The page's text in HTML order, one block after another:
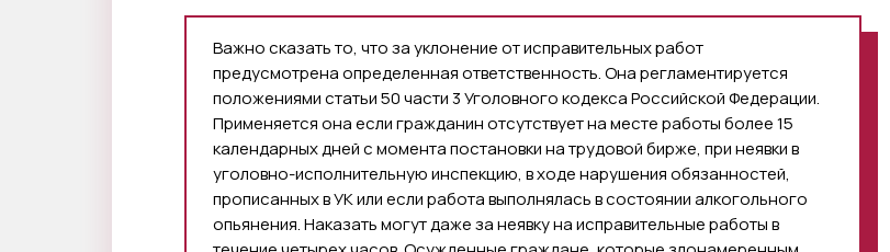
Важно сказать то, что за уклонение от исправительных работ
предусмотрена определенная ответственность. Она регламентируется
положениями статьи 50 части 3 Уголовного кодекса Российской Федерации.
Применяется она если гражданин отсутствует на месте работы более 15
календарных дней с момента постановки на трудовой бирже, при неявки в
уголовно-исполнительную инспекцию, в ходе нарушения обязанностей,
прописанных в УК или если работа выполнялась в состоянии алкогольного
опьянения. Наказать могут даже за неявку на исправительные работы в